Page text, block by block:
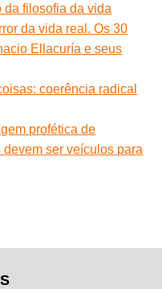
da filosofia da vida
da vida real. Os 30
Ellacuría e seus
coerência radical
profética de
ser veículos para